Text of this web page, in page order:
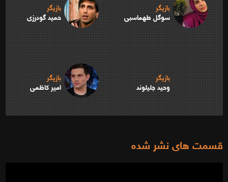
بازیگر
سوگل طهماسبی
بازیگر
حمید گودرزی
بازیگر
وحید جلیلوند
بازیگر
امیر کاظمی
قسمت های نشر شده